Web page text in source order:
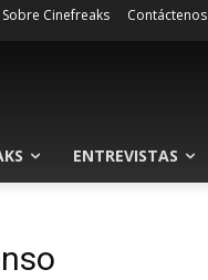
Sobre Cinefreaks Contáctenos
ENTREVISTAS